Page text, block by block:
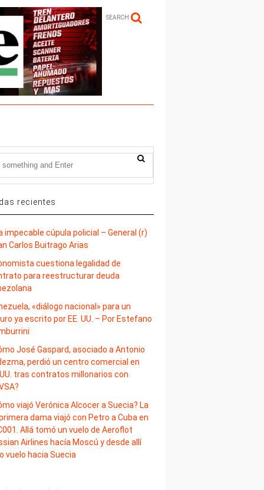
SEARCH
recientes
impecable cúpula policial – General (r)
Carlos Buitrago Arias
cuestiona legalidad de
para reestructurar deuda
«diálogo nacional» para un
ya escrito por EE. UU. – Por Estefano
José Gaspard, asociado a Antonio
perdió un centro comercial en
tras contratos millonarios con
viajó Verónica Alcocer a Suecia? La
dama viajó con Petro a Cuba en
Allá tomó un vuelo de Aeroflot
Airlines hacía Moscú y desde allí
vuelo hacia Suecia